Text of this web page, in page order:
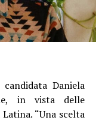
Daniela
in vista delle
“Una scelta